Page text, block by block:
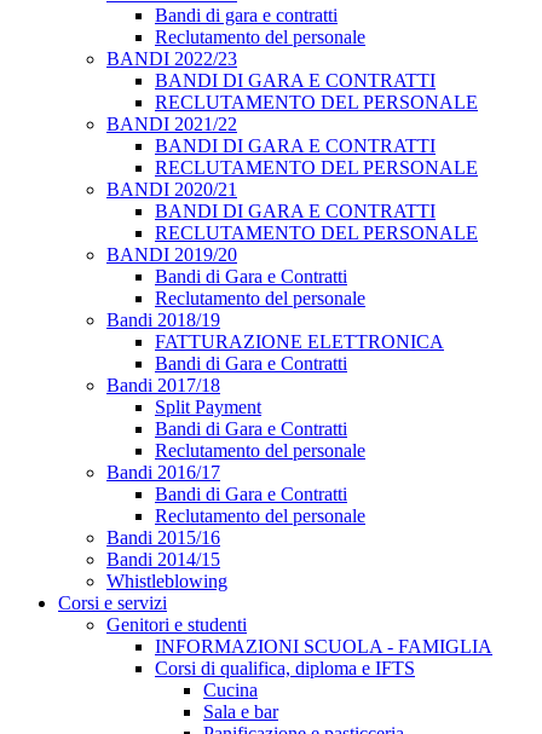
Bandi di gara e contratti
Reclutamento del personale
BANDI 2022/23
BANDI DI GARA E CONTRATTI
RECLUTAMENTO DEL PERSONALE
BANDI 2021/22
BANDI DI GARA E CONTRATTI
RECLUTAMENTO DEL PERSONALE
BANDI 2020/21
BANDI DI GARA E CONTRATTI
RECLUTAMENTO DEL PERSONALE
BANDI 2019/20
Bandi di Gara e Contratti
Reclutamento del personale
Bandi 2018/19
FATTURAZIONE ELETTRONICA
Bandi di Gara e Contratti
Bandi 2017/18
Split Payment
Bandi di Gara e Contratti
Reclutamento del personale
Bandi 2016/17
Bandi di Gara e Contratti
Reclutamento del personale
Bandi 2015/16
Bandi 2014/15
Whistleblowing
Corsi e servizi
Genitori e studenti
INFORMAZIONI SCUOLA - FAMIGLIA
Corsi di qualifica, diploma e IFTS
Cucina
Sala e bar